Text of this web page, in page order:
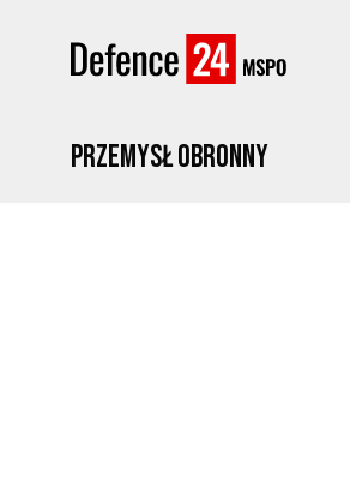
Przemysł obronny